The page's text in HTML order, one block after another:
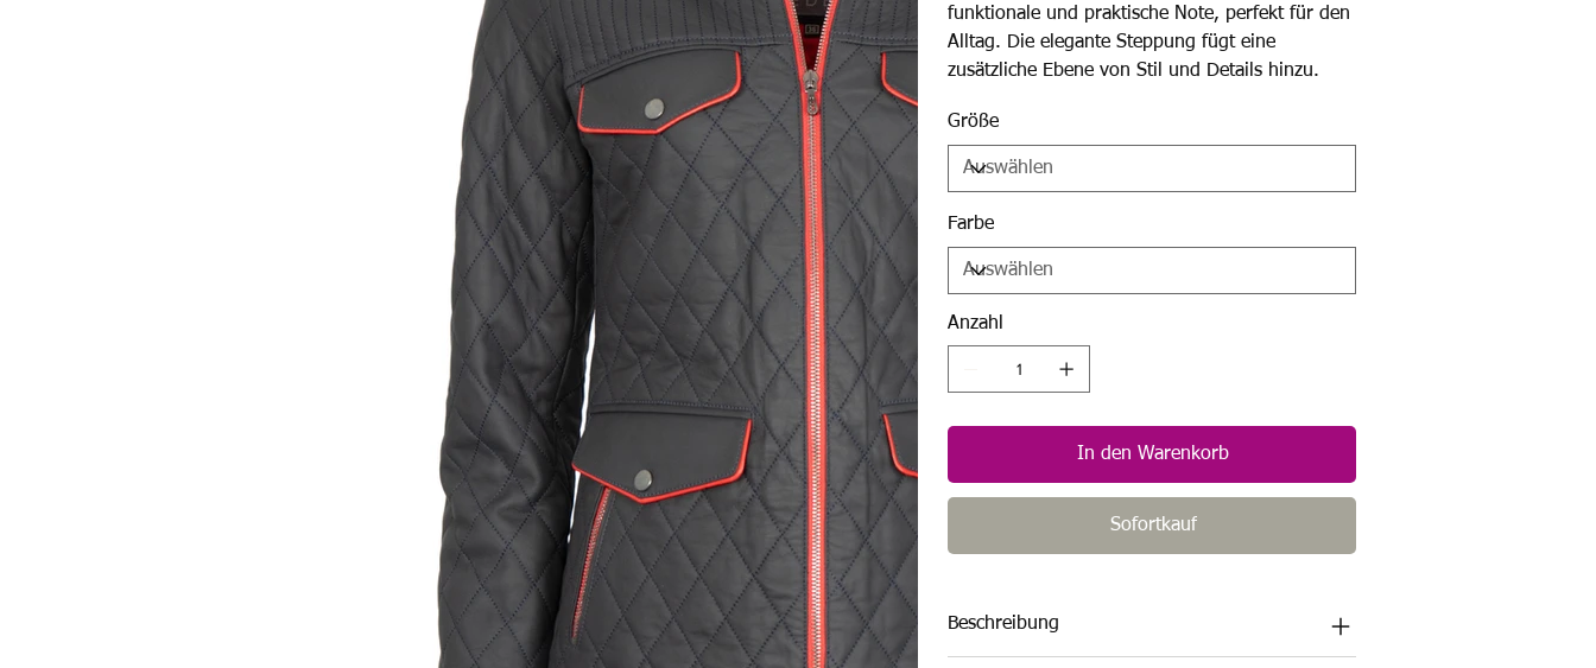
funktionale und praktische Note, perfekt für den
Alltag. Die elegante Steppung fügt eine
zusätzliche Ebene von Stil und Details hinzu.
Größe
Farbe
Anzahl
In den Warenkorb
Sofortkauf
Beschreibung